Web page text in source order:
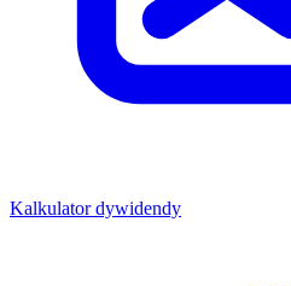
Kalkulator dywidendy